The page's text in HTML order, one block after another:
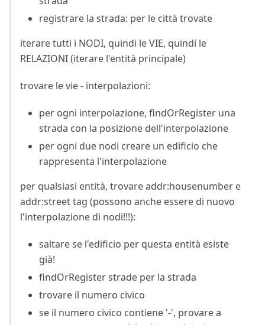
registrare la strada: per le città trovate
iterare tutti i NODI, quindi le VIE, quindi le
RELAZIONI (iterare l'entità principale)
trovare le vie - interpolazioni:
per ogni interpolazione, findOrRegister una
strada con la posizione dell'interpolazione
per ogni due nodi creare un edificio che
rappresenta l'interpolazione
per qualsiasi entità, trovare addr:housenumber e
addr:streettag (possono anche essere di nuovo
l'interpolazione di nodi!!!):
saltare se l'edificio per questa entità esiste
già!
findOrRegister strade per la strada
trovare il numero civico
se il numero civico contiene '-', provare a